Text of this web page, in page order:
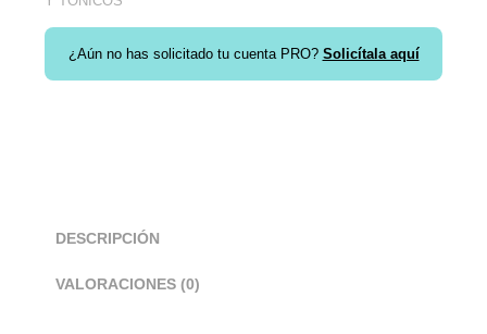
¿Aún no has solicitado tu cuenta PRO? Solicítala aquí
DESCRIPCIÓN
VALORACIONES (0)